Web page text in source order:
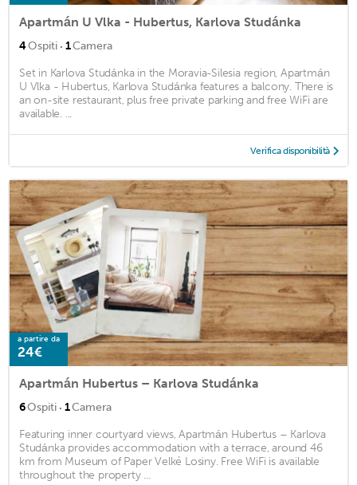
Apartmán U Vlka - Hubertus, Karlova Studánka
4Ospiti · 1Camera
Set in Karlova Studánka in the Moravia-Silesia region, Apartmán
U Vlka - Hubertus, Karlova Studánka features a balcony. There is
an on-site restaurant, plus free private parking and free WiFi are
available. ...
Verifica disponibilità
a partire da
24€
Apartmán Hubertus – Karlova Studánka
6Ospiti · 1Camera
Featuring inner courtyard views, Apartmán Hubertus – Karlova
Studánka provides accommodation with a terrace, around 46
km from Museum of Paper Velké Losiny. Free WiFi is available
throughout the property ...